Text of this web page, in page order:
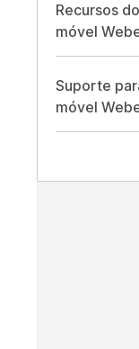
Recursos
móvel
Suporte
móvel